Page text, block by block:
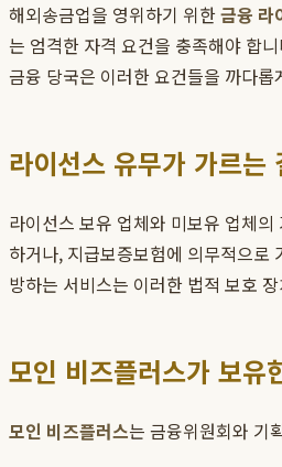
해외송금업을 영위하기 위한금융 라
는 엄격한 자격 요건을 충족해야 합
금융 당국은 이러한 요건들을 까다
라이선스 유무가 가르는
라이선스 보유 업체와 미보유 업체
하거나, 지급보증보험에 의무적으로
방하는 서비스는 이러한 법적 보호
모인 비즈플러스가 보유
모인 비즈플러스는 금융위원회와 기